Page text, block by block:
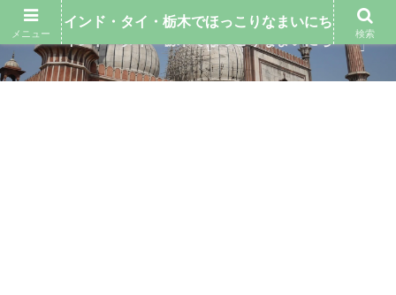
メニュー
インド・タイ・栃木でほっこりなまいにち
検索